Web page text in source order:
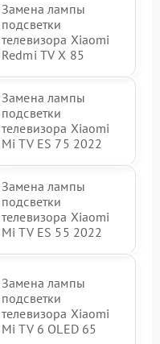
Замена лампы
подсветки
телевизора Xiaomi
Redmi TV X 85
Замена лампы
подсветки
телевизора Xiaomi
Mi TV ES 75 2022
Замена лампы
подсветки
телевизора Xiaomi
Mi TV ES 55 2022
Замена лампы
подсветки
телевизора Xiaomi
Mi TV 6 OLED 65